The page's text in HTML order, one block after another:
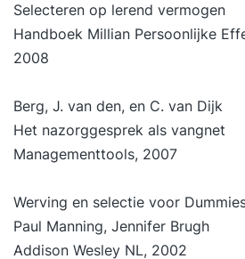
Selecteren op lerend vermogen
Handboek Millian Persoonlijke
2008
Berg, J. van den, en C. van Dijk
Het nazorggesprek als vangnet
Managementtools, 2007
Werving en selectie voor
Paul Manning, Jennifer Brugh
Addison Wesley NL, 2002